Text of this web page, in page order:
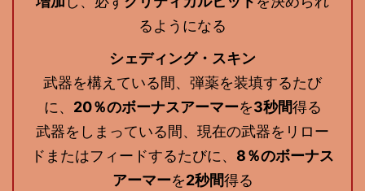
るようになる
シェディング・スキン
武器を構えている間、弾薬を装填するたび
に、 20％のボーナスアーマーを3秒間得る
武器をしまっている間、現在の武器をリロー
ドまたはフィードするたびに、 8％のボーナス
アーマーを2秒間得る